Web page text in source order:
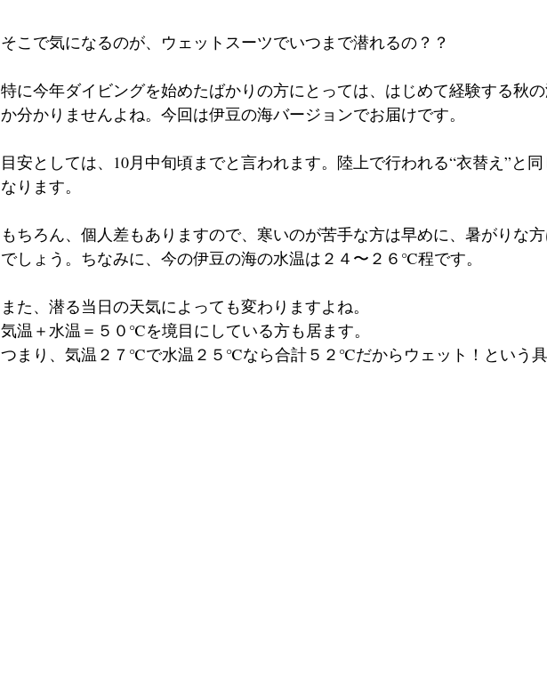
そこで気になるのが、ウェットスーツでいつまで潜れるの？？
特に今年ダイビングを始めたばかりの方にとっては、はじめて経験する秋
か分かりませんよね。今回は伊豆の海バージョンでお届けです。
目安としては、10月中旬頃までと言われます。陸上で行われる“衣替え”と
なります。
もちろん、個人差もありますので、寒いのが苦手な方は早めに、暑がりな
でしょう。ちなみに、今の伊豆の海の水温は２４〜２６℃程です。
また、潜る当日の天気によっても変わりますよね。
気温＋水温＝５０℃を境目にしている方も居ます。
つまり、気温２７℃で水温２５℃なら合計５２℃だからウェット！という具